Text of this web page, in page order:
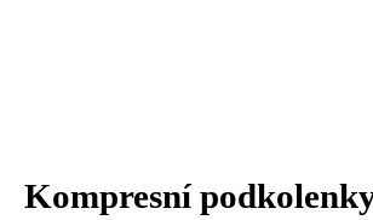
Kompresní